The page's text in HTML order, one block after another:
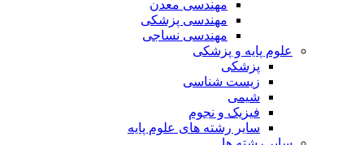
مهندسی معدن
مهندسی پزشکی
مهندسی نساجی
علوم پایه و پزشکی
پزشکی
زیست شناسی
شیمی
فیزیک و نجوم
سایر رشته های علوم پایه